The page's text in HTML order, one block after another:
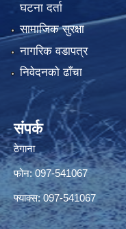
घटना दर्ता
सामाजिक सुरक्षा
नागरिक वडापत्र
निवेदनको ढाँचा
संपर्क
ठेगाना
फोन: 097-541067
फ्याक्स: 097-541067